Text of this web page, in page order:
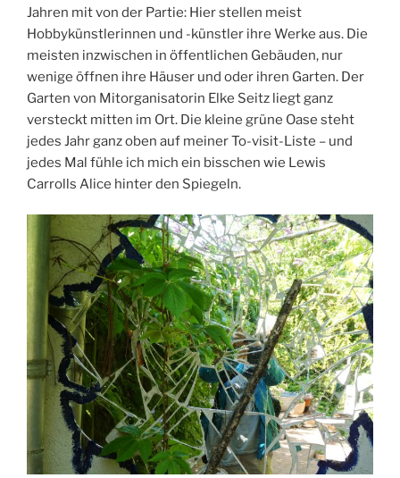
Jahren mit von der Partie: Hier stellen meist
Hobbykünstlerinnen und -künstler ihre Werke aus. Die
meisten inzwischen in öffentlichen Gebäuden, nur
wenige öffnen ihre Häuser und oder ihren Garten. Der
Garten von Mitorganisatorin Elke Seitz liegt ganz
versteckt mitten im Ort. Die kleine grüne Oase steht
jedes Jahr ganz oben auf meiner To-visit-Liste – und
jedes Mal fühle ich mich ein bisschen wie Lewis
Carrolls Alice hinter den Spiegeln.